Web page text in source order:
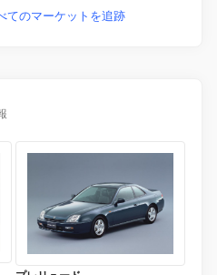
てのマーケットを追跡